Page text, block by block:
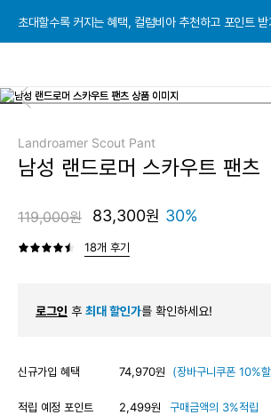
초대할수록 커지는 혜택, 컬럼비아 추천하고 포인트 받
초대할수록 커지는 혜택, 컬럼비아 추천하고 포인트 받
초대할수록 커지는 혜택, 컬럼비아 추천하고 포인트 받
Landroamer Scout Pant
남성 랜드로머 스카우트 팬츠
119,000원 83,300원 30%
18개 후기
로그인 후 최대 할인가를 확인하세요!
신규가입 혜택 74,970원 (장바구니쿠폰 10%
적립 예정 포인트 2,499원 구매금액의 3%적립